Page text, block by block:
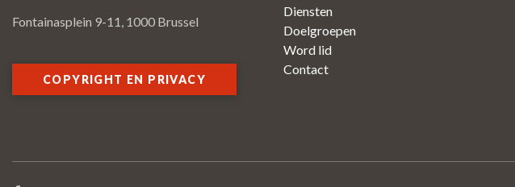
Fontainasplein 9-11, 1000 Brussel
COPYRIGHT EN PRIVACY
Diensten
Doelgroepen
Word lid
Contact